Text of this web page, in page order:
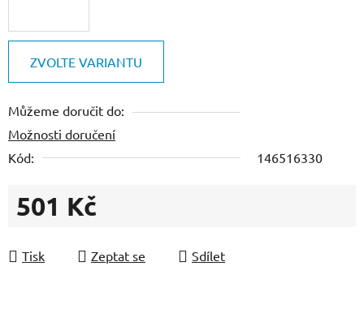
ZVOLTE VARIANTU
Můžeme doručit do:
Možnosti doručení
Kód:
146516330
501 Kč
Tisk
Zeptat se Sdílet